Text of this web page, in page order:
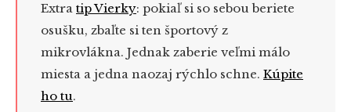
Extra tip Vierky: pokiaľ si so sebou beriete
osušku, zbaľte si ten športový z
mikrovlákna. Jednak zaberie veľmi málo
miesta a jedna naozaj rýchlo schne. Kúpite
ho tu.